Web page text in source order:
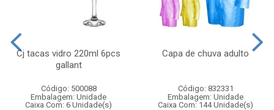
Cj tacas vidro 220ml 6pcs
gallant
Código: 500088
Embalagem: Unidade
Caixa Com: 6 Unidade(s)
Capa de chuva adulto
Código: 832331
Embalagem: Unidade
Caixa Com: 144 Unidade(s)